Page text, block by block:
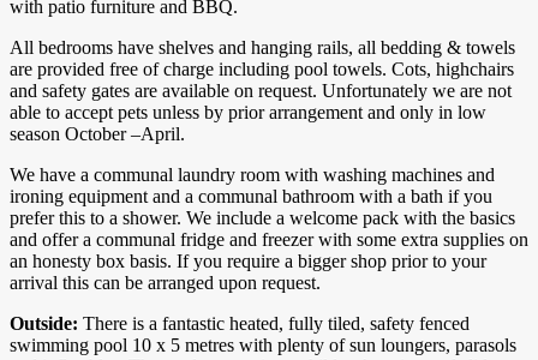
with patio furniture and BBQ.
All bedrooms have shelves and hanging rails, all bedding & towels
are provided free of charge including pool towels. Cots, highchairs
and safety gates are available on request. Unfortunately we are not
able to accept pets unless by prior arrangement and only in low
season October –April.
We have a communal laundry room with washing machines and
ironing equipment and a communal bathroom with a bath if you
prefer this to a shower. We include a welcome pack with the basics
and offer a communal fridge and freezer with some extra supplies on
an honesty box basis. If you require a bigger shop prior to your
arrival this can be arranged upon request.
Outside: There is a fantastic heated, fully tiled, safety fenced
swimming pool 10 x 5 metres with plenty of sun loungers, parasols